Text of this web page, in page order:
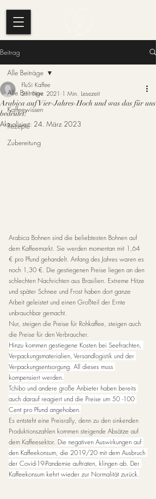
Beitrag
Alle Beiträge
Kaffeewissen
Rezepte
Zubereitung
Alle Beiträge
Arabica auf Vier-Jahres-Hoch und was das für uns
bedeutet!
FluSi Kaffee
21. Nov. 2021 1 Min. Lesezeit
Aktualisiert: 24. März 2023
Arabica Bohnen sind die beliebtesten Bohnen auf
dem Kaffeemarkt. Sie werden momentan mit 1,64
€ pro Pfund gehandelt. Anfang des Jahres waren es
noch 1,30 €. Die gestiegenen Preise liegen an den
schlechten Nachrichten aus Brasilien. Extreme Hitze
und später Schnee und Frost haben dort ganze
Arbeit geleistet und einen Großteil der Ernte
unbrauchbar gemacht.
Nur, steigen die Preise für Rohkaffee, steigen auch
die Preise für den Verbraucher.
Hinzu kommen gestiegene Kosten bei Seefrachten,
Verpackungsmaterialien, Versandlogistik und der
Verpackungsentsorgung. All dieses muss
kompensiert werden.
Tchibo und andere große Anbieter haben bereits
auch darauf reagiert und die Preise um 50 -100
Cent pro Pfund angehoben.
Es entsteht eine Preisrally, denn zu den sinkenden
Produktionszahlen kommen steigende Absätze auf
dem Kaffeesektor. Die negativen Auswirkungen auf
den Kaffeekonsum, die 2019/20 mit dem Ausbruch
der Covid-19-Pandemie auftraten, klingen ab. Der
Kaffeekonsum kehrt wieder zur Normalität zurück.